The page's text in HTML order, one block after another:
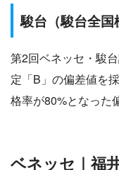
駿台（駿台全
第2回ベネッセ・駿
定「B」の偏差値を
格率が80%となった
ベネッセ｜福